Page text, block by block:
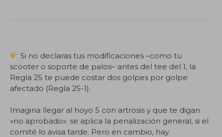
Si no declaras tus modificaciones –como tu
scooter o soporte de palos– antes del tee del 1, la
Regla 25 te puede costar dos golpes por golpe
afectado (Regla 25-1).
Imagina llegar al hoyo 5 con artrosis y que te digan
«no aprobado»: se aplica la penalización general, si el
comité lo avisa tarde. Pero en cambio, hay